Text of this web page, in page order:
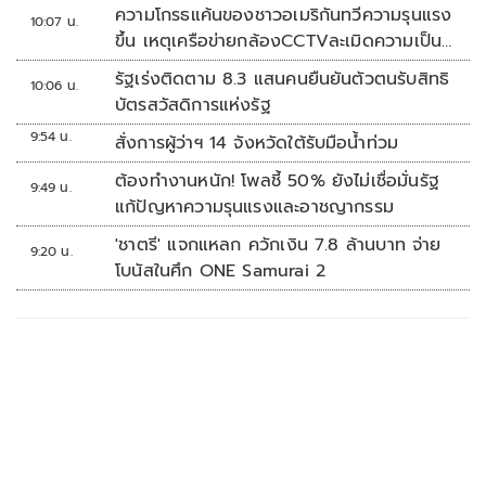
10:07 น.
ความโกรธแค้นของชาวอเมริกันทวีความรุนแรง
ขึ้น เหตุเครือข่ายกล้องCCTVละเมิดความเป็น
ส่วนตัว
10:06 น.
รัฐเร่งติดตาม 8.3 แสนคนยืนยันตัวตนรับสิทธิ
บัตรสวัสดิการแห่งรัฐ
9:54 น. สั่งการผู้ว่าฯ 14 จังหวัดใต้รับมือน้ำท่วม
9:49 น.
ต้องทำงานหนัก! โพลชี้ 50% ยังไม่เชื่อมั่นรัฐ
แก้ปัญหาความรุนแรงและอาชญากรรม
9:20 น.
'ชาตรี' แจกแหลก ควักเงิน 7.8 ล้านบาท จ่าย
โบนัสในศึก ONE Samurai 2